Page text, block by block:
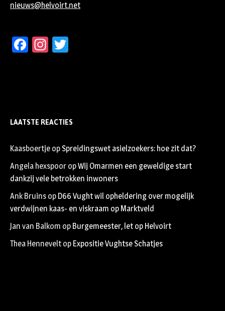
nieuws@helvoirt.net
Facebook
Instagram
LAATSTE REACTIES
Kaasboertje op Spreidingswet asielzoekers: hoe zit dat?
Angela hexspoor opWij Omarmen een geweldige start
dankzij vele betrokken inwoners
Ank Bruins op D66 Vught wil opheldering over mogelijk
verdwijnen kaas- en viskraam op Marktveld
Jan van Balkom op Burgemeester, let op Helvoirt
Thea Hennevelt op Expositie Vughtse Schatjes